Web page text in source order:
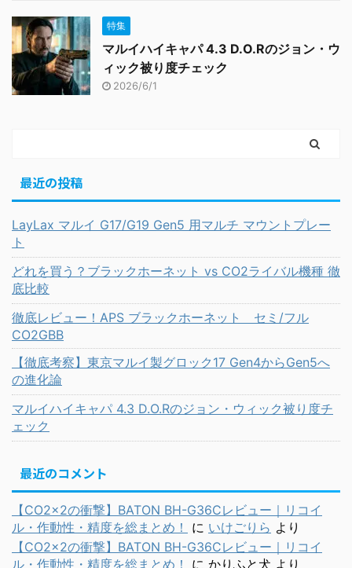
特集
マルイハイキャパ 4.3 D.O.Rのジョン・ウ
ィック被り度チェック
2026/6/1
最近の投稿
LayLax マルイ G17/G19 Gen5 用マルチ マウントプレー
ト
どれを買う？ブラックホーネット vs CO2ライバル機種 徹
底比較
徹底レビュー！APS ブラックホーネット セミ/フル
CO2GBB
【徹底考察】東京マルイ製グロック17 Gen4からGen5へ
の進化論
マルイハイキャパ 4.3 D.O.Rのジョン・ウィック被り度チ
ェック
最近のコメント
【CO2×2の衝撃】BATON BH-G36Cレビュー｜リコイ
ル・作動性・精度を総まとめ！
に いけごりら より
【CO2×2の衝撃】BATON BH-G36Cレビュー｜リコイ
ル・作動性・精度を総まとめ！
に かりふと犬 より